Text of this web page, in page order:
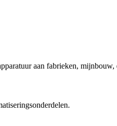
aan fabrieken,